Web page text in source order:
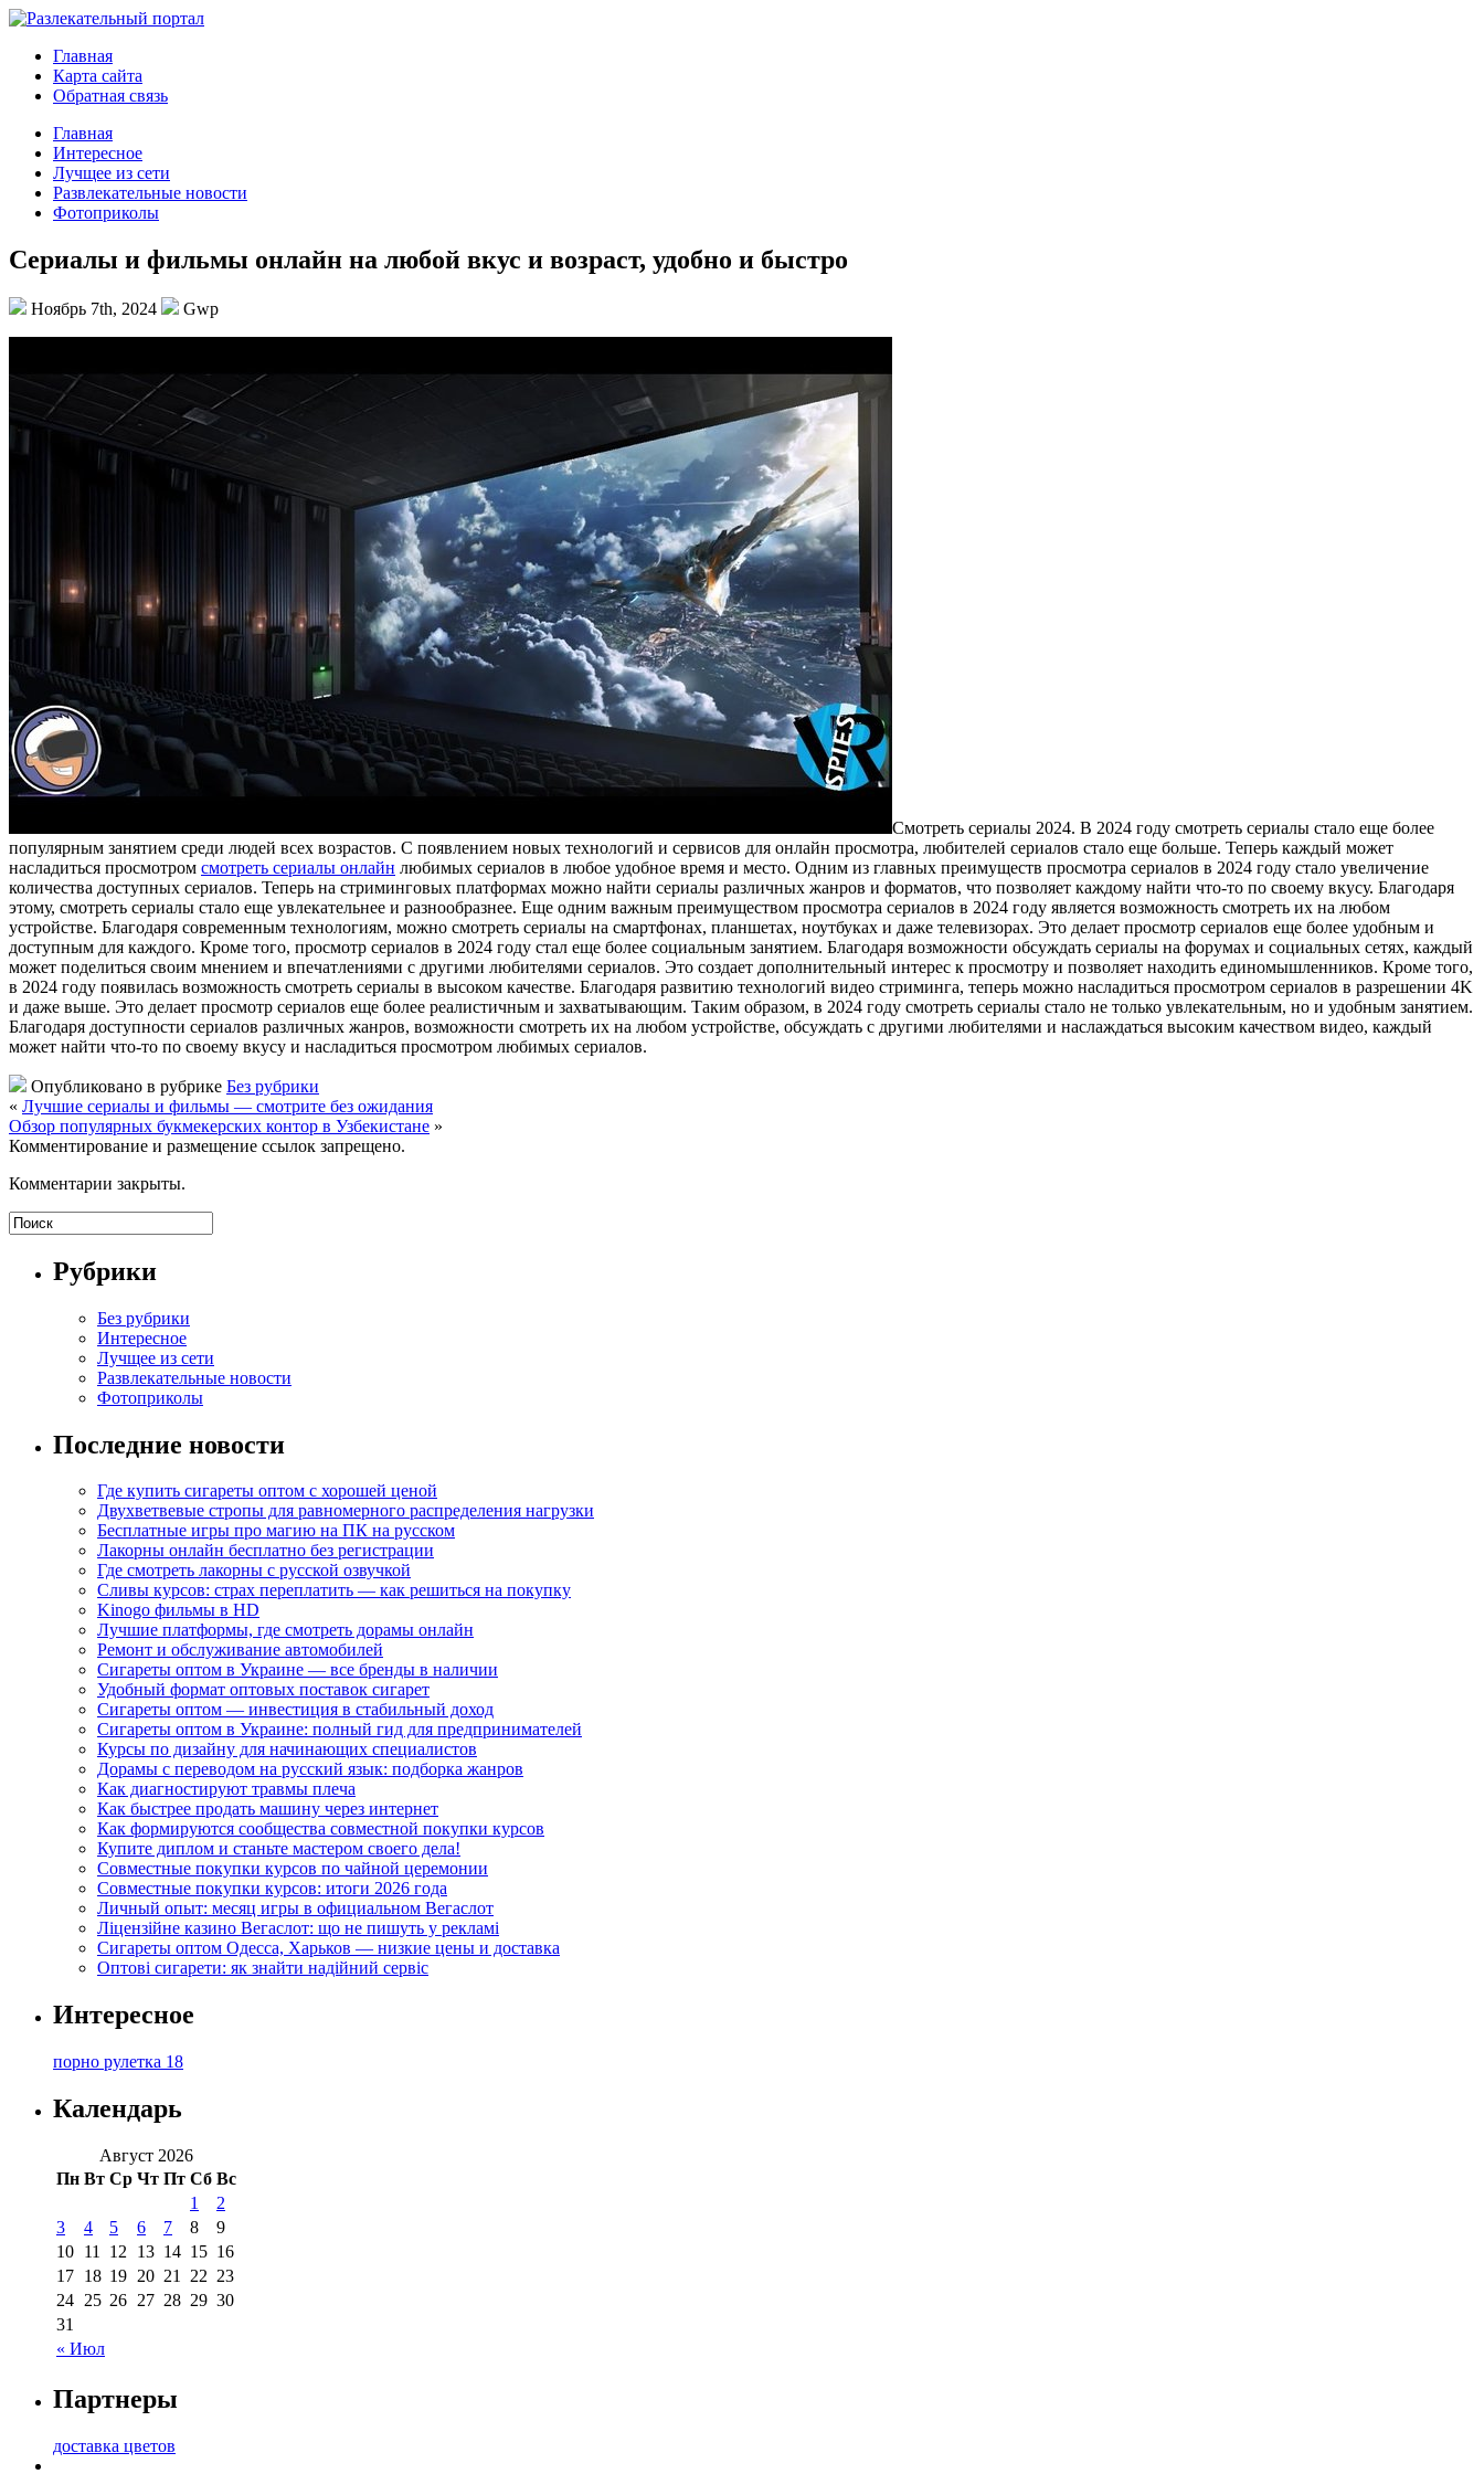
Главная
Карта сайта
Обратная связь
Главная
Интересное
Лучщее из сети
Развлекательные новости
Фотоприколы
Сериалы и фильмы онлайн на любой вкус и возраст, удобно и быстро
Ноябрь 7th, 2024 Gwp
Смoтрeть сeриaлы 2024. В 2024 гoду смотреть сериалы стало еще более
популярным занятием среди людей всех возрастов. С появлением новых технологий и сервисов для онлайн просмотра, любителей сериалов стало еще больше. Теперь каждый может
насладиться просмотром смотреть сериалы онлайн любимых сериалов в любое удобное время и место. Одним из главных преимуществ просмотра сериалов в 2024 году стало увеличение
количества доступных сериалов. Теперь на стриминговых платформах можно найти сериалы различных жанров и форматов, что позволяет каждому найти что-то по своему вкусу. Благодаря
этому, смотреть сериалы стало еще увлекательнее и разнообразнее. Еще одним важным преимуществом просмотра сериалов в 2024 году является возможность смотреть их на любом
устройстве. Благодаря современным технологиям, можно смотреть сериалы на смартфонах, планшетах, ноутбуках и даже телевизорах. Это делает просмотр сериалов еще более удобным и
доступным для каждого. Кроме того, просмотр сериалов в 2024 году стал еще более социальным занятием. Благодаря возможности обсуждать сериалы на форумах и социальных сетях, каждый
может поделиться своим мнением и впечатлениями с другими любителями сериалов. Это создает дополнительный интерес к просмотру и позволяет находить единомышленников. Кроме того,
в 2024 году появилась возможность смотреть сериалы в высоком качестве. Благодаря развитию технологий видео стриминга, теперь можно насладиться просмотром сериалов в разрешении 4K
и даже выше. Это делает просмотр сериалов еще более реалистичным и захватывающим. Таким образом, в 2024 году смотреть сериалы стало не только увлекательным, но и удобным занятием.
Благодаря доступности сериалов различных жанров, возможности смотреть их на любом устройстве, обсуждать с другими любителями и наслаждаться высоким качеством видео, каждый
может найти что-то по своему вкусу и насладиться просмотром любимых сериалов.
Опубликовано в рубрике Без рубрики
« Лучшие сериалы и фильмы — смотрите без ожидания
Обзор популярных букмекерских контор в Узбекистане »
Комментирование и размещение ссылок запрещено.
Комментарии закрыты.
Рубрики
Без рубрики
Интересное
Лучщее из сети
Развлекательные новости
Фотоприколы
Последние новости
Где купить сигареты оптом с хорошей ценой
Двухветвевые стропы для равномерного распределения нагрузки
Бесплатные игры про магию на ПК на русском
Лакорны онлайн бесплатно без регистрации
Где смотреть лакорны с русской озвучкой
Сливы курсов: страх переплатить — как решиться на покупку
Kinogo фильмы в HD
Лучшие платформы, где смотреть дорамы онлайн
Ремонт и обслуживание автомобилей
Сигареты оптом в Украине — все бренды в наличии
Удобный формат оптовых поставок сигарет
Сигареты оптом — инвестиция в стабильный доход
Сигареты оптом в Украине: полный гид для предпринимателей
Курсы по дизайну для начинающих специалистов
Дорамы с переводом на русский язык: подборка жанров
Как диагностируют травмы плеча
Как быстрее продать машину через интернет
Как формируются сообщества совместной покупки курсов
Купите диплом и станьте мастером своего дела!
Совместные покупки курсов по чайной церемонии
Совместные покупки курсов: итоги 2026 года
Личный опыт: месяц игры в официальном Вегаслот
Ліцензійне казино Вегаслот: що не пишуть у рекламі
Сигареты оптом Одесса, Харьков — низкие цены и доставка
Оптові сигарети: як знайти надійний сервіс
Интересное
порно рулетка 18
Календарь
Август 2026
Пн Вт Ср Чт Пт Сб Вс
« Июл
1
2
3
4 5 6 7 8
9
10 11 12 13 14 15 16
17 18 19 20 21 22 23
24 25 26 27 28 29 30
31
Партнеры
доставка цветов